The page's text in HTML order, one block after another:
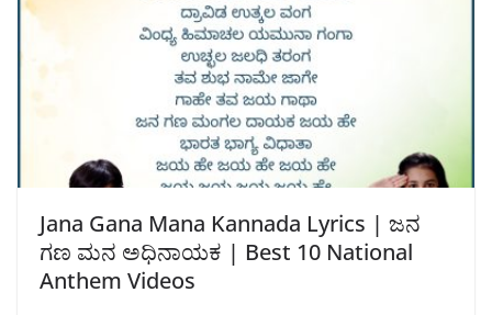
Jana Gana Mana Kannada Lyrics | ಜನ
ಗಣ ಮನ ಅಧಿನಾಯಕ | Best 10 National
Anthem Videos